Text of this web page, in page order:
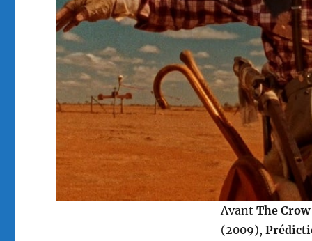
Avant The Crow
(2009),